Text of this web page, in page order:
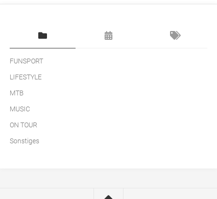
FUNSPORT
LIFESTYLE
MTB
MUSIC
ON TOUR
Sonstiges